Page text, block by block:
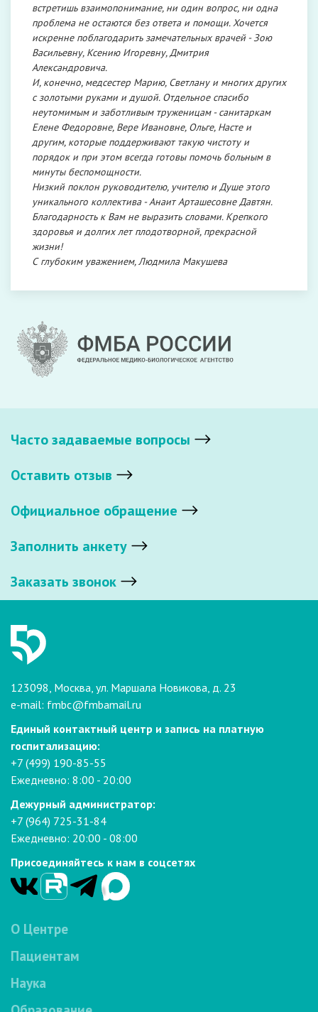
встретишь взаимопонимание, ни один вопрос, ни одна
проблема не остаются без ответа и помощи. Хочется
искренне поблагодарить замечательных врачей - Зою
Васильевну, Ксению Игоревну, Дмитрия
Александровича.
И, конечно, медсестер Марию, Светлану и многих других
с золотыми руками и душой. Отдельное спасибо
неутомимым и заботливым труженицам - санитаркам
Елене Федоровне, Вере Ивановне, Ольге, Насте и
другим, которые поддерживают такую чистоту и
порядок и при этом всегда готовы помочь больным в
минуты беспомощности.
Низкий поклон руководителю, учителю и Душе этого
уникального коллектива - Анаит Арташесовне Давтян.
Благодарность к Вам не выразить словами. Крепкого
здоровья и долгих лет плодотворной, прекрасной
жизни!
С глубоким уважением, Людмила Макушева
Часто задаваемые вопросы
Оставить отзыв
Официальное обращение
Заполнить анкету
Заказать звонок
123098, Москва, ул. Маршала Новикова, д. 23
e-mail: fmbc@fmbamail.ru
Единый контактный центр и запись на платную
госпитализацию:
+7 (499) 190-85-55
Ежедневно: 8:00 - 20:00
Дежурный администратор:
+7 (964) 725-31-84
Ежедневно: 20:00 - 08:00
Присоединяйтесь к нам в соцсетях
О Центре
Пациентам
Наука